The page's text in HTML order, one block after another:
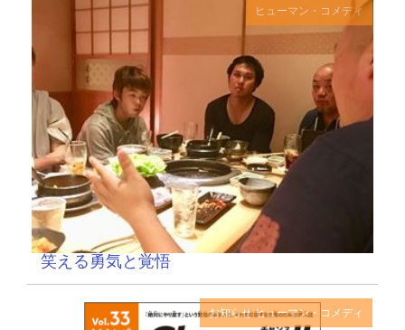
ヒューマン・コメディ
笑える勇気と覚悟
お知らせ ヒューマン・コメディ